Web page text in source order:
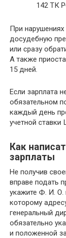
142 ТК
При
досудебную
или сразу
А также
15 дней.
Если зарплата
обязательном
каждый день
учетной ставки
Как
зарплаты
Не получив
вправе подать
укажите Ф. И. О.
которому
генеральный
обязательно
и положенной